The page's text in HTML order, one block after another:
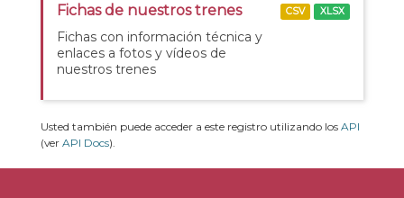
Fichas de nuestros trenes
Fichas con información técnica y
enlaces a fotos y vídeos de
nuestros trenes
CSV XLSX
Usted también puede acceder a este registro utilizando los API
(ver API Docs).